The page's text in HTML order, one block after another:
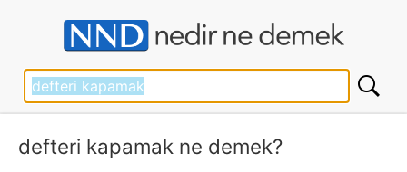
defteri kapamak ne demek?